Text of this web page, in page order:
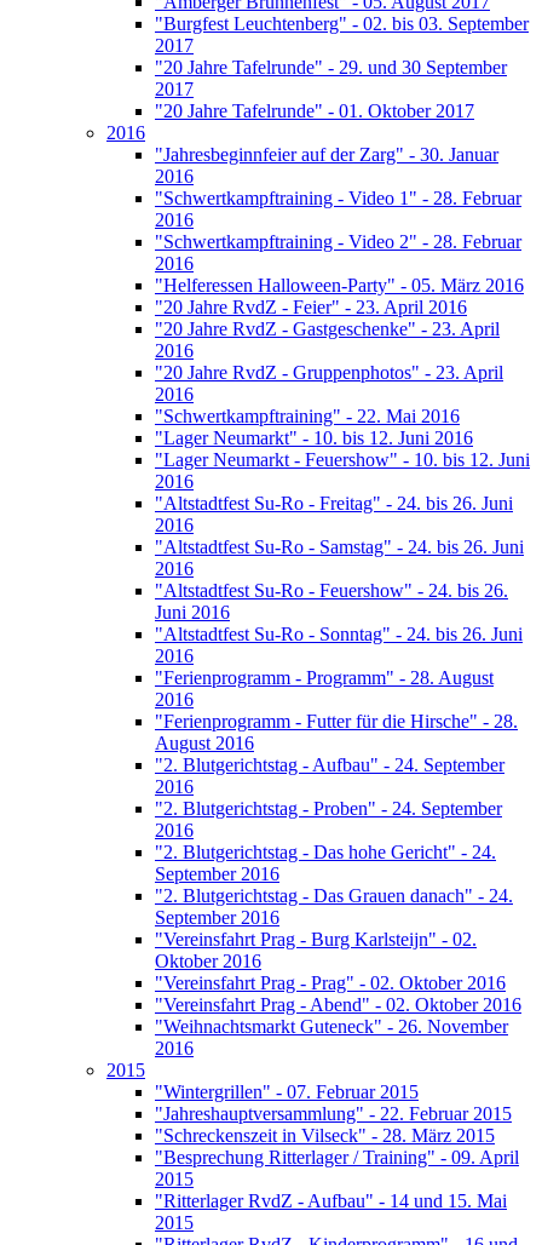
"Burgfest Leuchtenberg" - 02. bis 03. September
2017
"20 Jahre Tafelrunde" - 29. und 30 September
2017
"20 Jahre Tafelrunde" - 01. Oktober 2017
2016
"Jahresbeginnfeier auf der Zarg" - 30. Januar
2016
"Schwertkampftraining - Video 1" - 28. Februar
2016
"Schwertkampftraining - Video 2" - 28. Februar
2016
"Helferessen Halloween-Party" - 05. März 2016
"20 Jahre RvdZ - Feier" - 23. April 2016
"20 Jahre RvdZ - Gastgeschenke" - 23. April
2016
"20 Jahre RvdZ - Gruppenphotos" - 23. April
2016
"Schwertkampftraining" - 22. Mai 2016
"Lager Neumarkt" - 10. bis 12. Juni 2016
"Lager Neumarkt - Feuershow" - 10. bis 12. Juni
2016
"Altstadtfest Su-Ro - Freitag" - 24. bis 26. Juni
2016
"Altstadtfest Su-Ro - Samstag" - 24. bis 26. Juni
2016
"Altstadtfest Su-Ro - Feuershow" - 24. bis 26.
Juni 2016
"Altstadtfest Su-Ro - Sonntag" - 24. bis 26. Juni
2016
"Ferienprogramm - Programm" - 28. August
2016
"Ferienprogramm - Futter für die Hirsche" - 28.
August 2016
"2. Blutgerichtstag - Aufbau" - 24. September
2016
"2. Blutgerichtstag - Proben" - 24. September
2016
"2. Blutgerichtstag - Das hohe Gericht" - 24.
September 2016
"2. Blutgerichtstag - Das Grauen danach" - 24.
September 2016
"Vereinsfahrt Prag - Burg Karlsteijn" - 02.
Oktober 2016
"Vereinsfahrt Prag - Prag" - 02. Oktober 2016
"Vereinsfahrt Prag - Abend" - 02. Oktober 2016
"Weihnachtsmarkt Guteneck" - 26. November
2016
2015
"Wintergrillen" - 07. Februar 2015
"Jahreshauptversammlung" - 22. Februar 2015
"Schreckenszeit in Vilseck" - 28. März 2015
"Besprechung Ritterlager / Training" - 09. April
2015
"Ritterlager RvdZ - Aufbau" - 14 und 15. Mai
2015